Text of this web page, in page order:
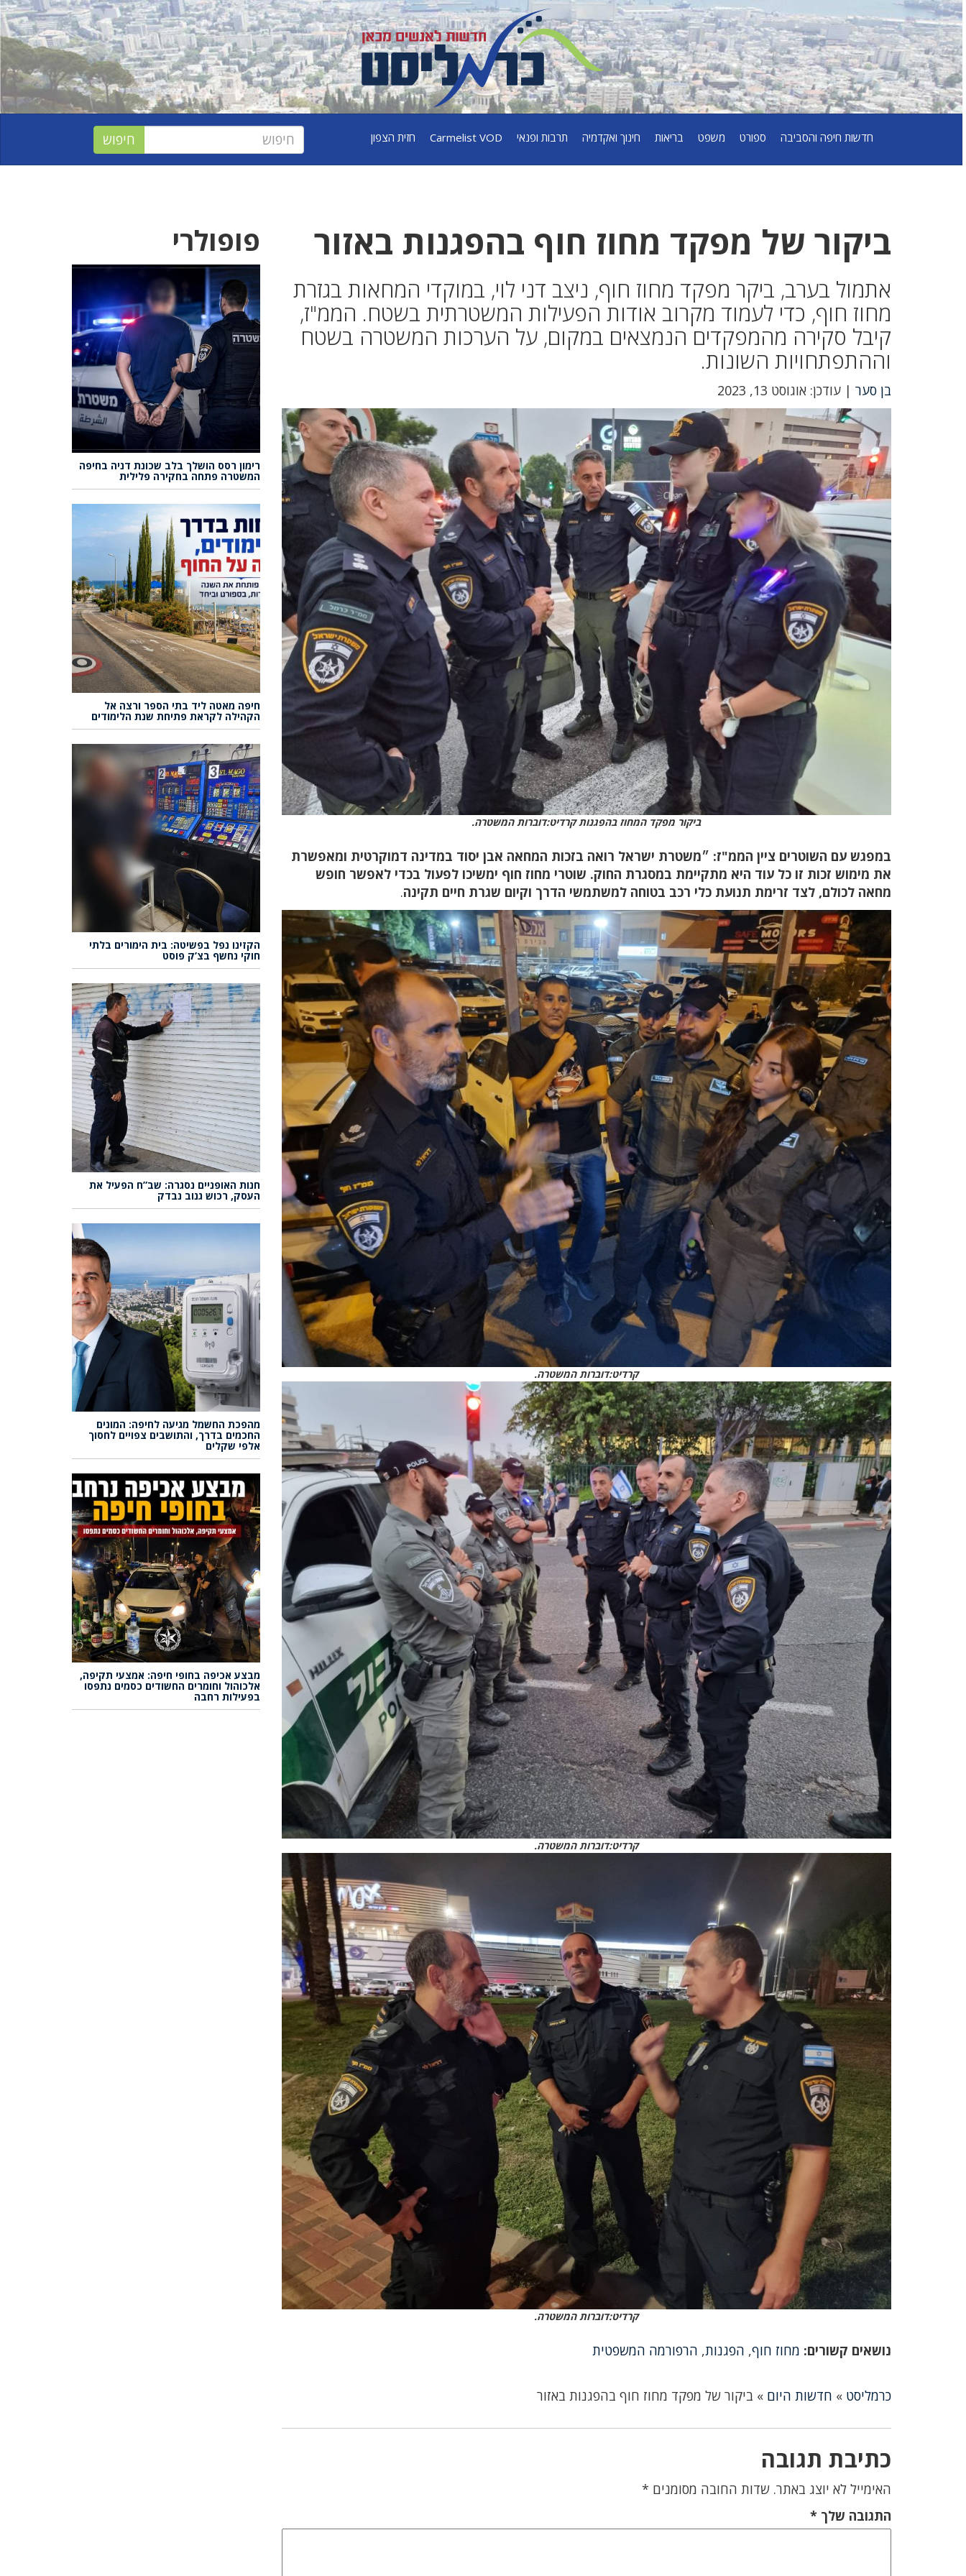
חדשות חיפה והסביבה ספורט משפט בריאות חינוך ואקדמיה תרבות ופנאי Carmelist VOD חזית הצפון
ביקור של מפקד מחוז חוף בהפגנות באזור
אתמול בערב, ביקר מפקד מחוז חוף, ניצב דני לוי, במוקדי המחאות בגזרת
מחוז חוף, כדי לעמוד מקרוב אודות הפעילות המשטרתית בשטח. הממ"ז,
קיבל סקירה מהמפקדים הנמצאים במקום, על הערכות המשטרה בשטח
וההתפתחויות השונות.
בן סער | עודכן: אוגוסט 13, 2023
ביקור מפקד המחוז בהפגנות קרדיט:דוברות המשטרה.
במפגש עם השוטרים ציין הממ"ז: ״משטרת ישראל רואה בזכות המחאה אבן יסוד במדינה דמוקרטית ומאפשרת
את מימוש זכות זו כל עוד היא מתקיימת במסגרת החוק. שוטרי מחוז חוף ימשיכו לפעול בכדי לאפשר חופש
מחאה לכולם, לצד זרימת תנועת כלי רכב בטוחה למשתמשי הדרך וקיום שגרת חיים תקינה.
קרדיט:דוברות המשטרה.
קרדיט:דוברות המשטרה.
קרדיט:דוברות המשטרה.
נושאים קשורים: מחוז חוף, הפגנות, הרפורמה המשפטית
כרמליסט » חדשות היום » ביקור של מפקד מחוז חוף בהפגנות באזור
כתיבת תגובה
האימייל לא יוצג באתר. שדות החובה מסומנים *
התגובה שלך*
פופולרי
רימון רסס הושלך בלב שכונת דניה בחיפה
המשטרה פתחה בחקירה פלילית
חיפה מאטה ליד בתי הספר ורצה אל
הקהילה לקראת פתיחת שנת הלימודים
הקזינו נפל בפשיטה: בית הימורים בלתי
חוקי נחשף בצ’ק פוסט
חנות האופניים נסגרה: שב”ח הפעיל את
העסק, רכוש גנוב נבדק
מהפכת החשמל מגיעה לחיפה: המונים
החכמים בדרך, והתושבים צפויים לחסוך
אלפי שקלים
מבצע אכיפה בחופי חיפה: אמצעי תקיפה,
אלכוהול וחומרים החשודים כסמים נתפסו
בפעילות רחבה